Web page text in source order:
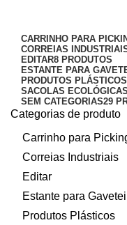
CARRINHO PARA
CORREIAS
EDITAR8 PRODUTOS
ESTANTE PARA
PRODUTOS PLÁSTICOS
SACOLAS ECOLÓGICAS
SEM CATEGORIAS29
Categorias de produto
Carrinho para
Correias Industriais
Editar
Estante para
Produtos Plásticos